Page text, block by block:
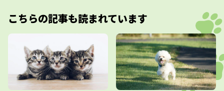
こちらの記事も読まれています